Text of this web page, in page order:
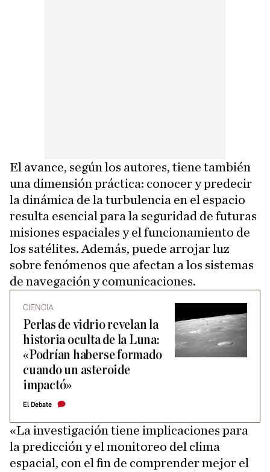
El avance, según los autores, tiene también
una dimensión práctica: conocer y predecir
la dinámica de la turbulencia en el espacio
resulta esencial para la seguridad de futuras
misiones espaciales y el funcionamiento de
los satélites. Además, puede arrojar luz
sobre fenómenos que afectan a los sistemas
de navegación y comunicaciones.
CIENCIA
Perlas de vidrio revelan la
historia oculta de la Luna:
«Podrían haberse formado
cuando un asteroide
impactó»
El Debate
«La investigación tiene implicaciones para
la predicción y el monitoreo del clima
espacial, con el fin de comprender mejor el